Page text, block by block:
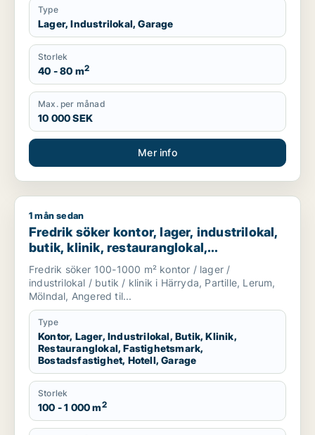
Type
Lager, Industrilokal, Garage
Storlek
40 - 80 m2
Max. per månad
10 000 SEK
Mer info
Fredrik söker kontor, lager, industrilokal, butik, klinik,
1 mån sedan
Fredrik söker kontor, lager, industrilokal,
butik, klinik, restauranglokal,
fastighetsmark, bostadsfastighet, hotell
eller garage till salu i Härryda, Partille
eller Lerum m.fl.
Fredrik söker 100-1000 m² kontor / lager /
industrilokal / butik / klinik i Härryda, Partille, Lerum,
Mölndal, Angered til...
Type
Kontor, Lager, Industrilokal, Butik, Klinik,
Restauranglokal, Fastighetsmark,
Bostadsfastighet, Hotell, Garage
Storlek
100 - 1 000 m2